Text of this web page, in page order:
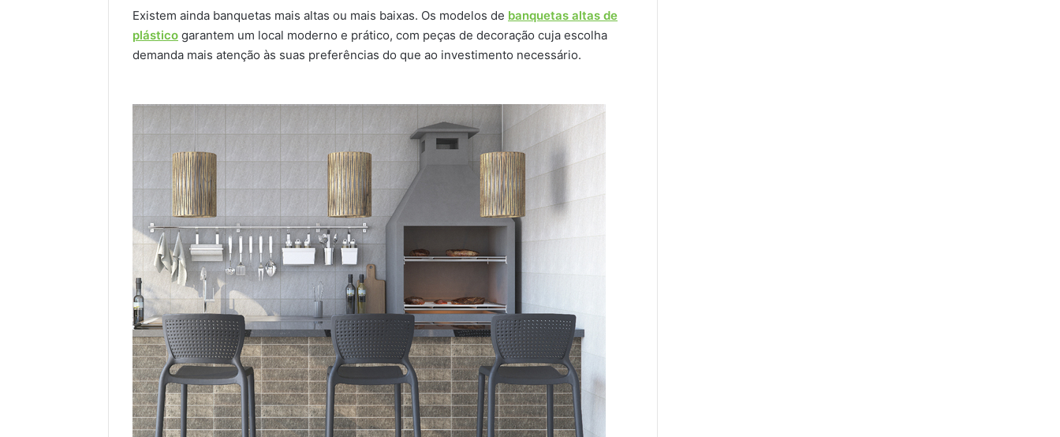
Existem ainda banquetas mais altas ou mais baixas. Os modelos de banquetas altas de
plástico garantem um local moderno e prático, com peças de decoração cuja escolha
demanda mais atenção às suas preferências do que ao investimento necessário.